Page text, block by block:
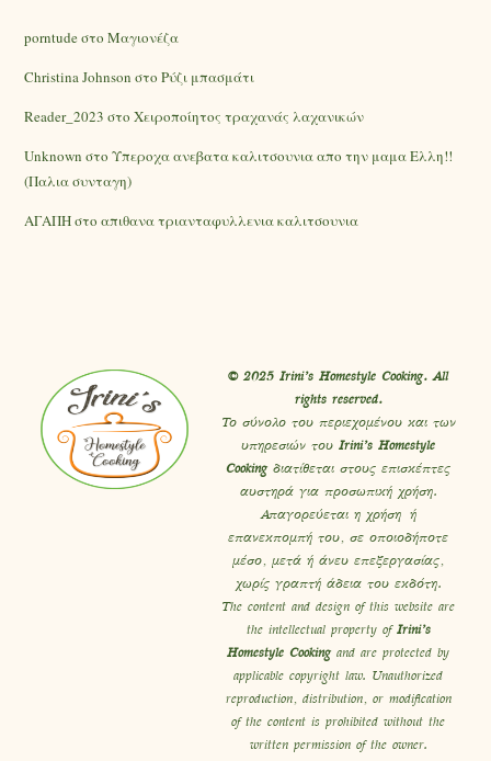
porntudeστοMαγιονέζα
Christina Johnson στοΡύζι μπασμάτι
Reader_2023 στοΧειροποίητος τραχανάς λαχανικών
Unknown στοΥπεροχα ανεβατα καλιτσουνια απο την μαμα Ελλη!!
(Παλια συνταγη)
ΑΓΑΠΗστοαπιθανα τριανταφυλλενια καλιτσουνια
© 2025 Irini’s Homestyle Cooking. All
rights reserved.
Το σύνολο του περιεχομένου και των
υπηρεσιών τουIrini’s Homestyle
Cookingδιατίθεται στους επισκέπτες
αυστηρά για προσωπική χρήση.
Απαγορεύεται η χρήση ή
επανεκπομπή του, σε οποιοδήποτε
μέσο, μετά ή άνευ επεξεργασίας,
χωρίς γραπτή άδεια του εκδότη.
The content and design of this website are
the intellectual property ofIrini’s
Homestyle Cookingand are protected by
applicable copyright law. Unauthorized
reproduction, distribution, or modification
of the content is prohibited without the
written permission of the owner.